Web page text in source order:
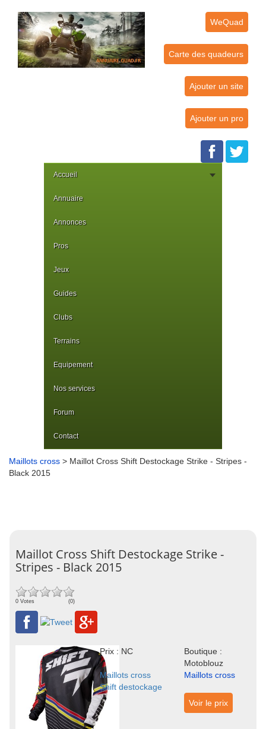
WeQuad
Carte des quadeurs
Ajouter un site
Ajouter un pro
Accueil
Annuaire
Annonces
Pros
Jeux
Guides
Clubs
Terrains
Equipement
Nos services
Forum
Contact
Maillots cross > Maillot Cross Shift Destockage Strike - Stripes -
Black 2015
Maillot Cross Shift Destockage Strike -
Stripes - Black 2015
0 Votes (0)
Prix : NC
Boutique :
Motoblouz
Maillots cross
Shift destockage
Maillots cross
Voir le prix